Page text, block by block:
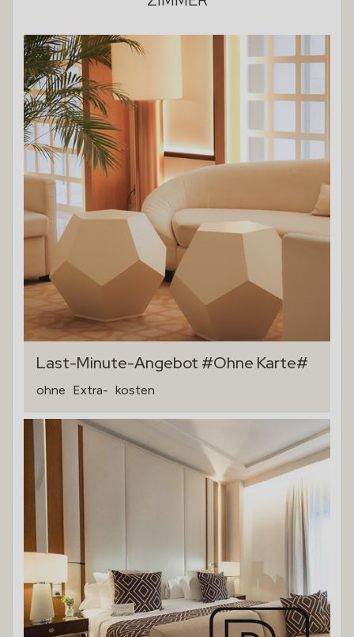
Last-Minute-Angebot #Ohne Karte#
ohne Extra- kosten